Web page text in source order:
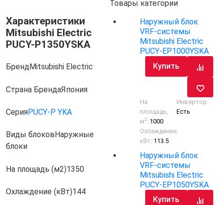
Характеристики
Mitsubishi Electric
PUCY-P1350YSKA
БрендMitsubishi Electric
Страна БрендаЯпония
СерияPUCY-P YKA
Виды блоков Наружные
блоки
На площадь (м2)1350
Охлаждение (кВт)144
Товары категории
Наружный блок
VRF-системы
Mitsubishi Electric
PUCY-EP1000YSKA
Купить
На
площадь,
м2: 1000
Инвертор:
Есть
Охлаждение,
кВт: 113.5
Наружный блок
VRF-системы
Mitsubishi Electric
PUCY-EP1050YSKA
Купить